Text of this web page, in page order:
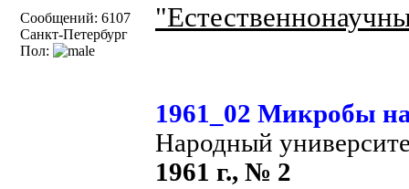
Сообщений: 6107
Санкт-Петербург
Пол:
1961_02 Микробы
Народный
1961 г., № 2